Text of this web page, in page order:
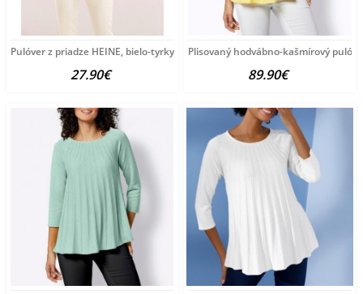
Pulóver z priadze HEINE, bielo-tyrkysový
27.90€
Plisovaný hodvábno-kašmírový
89.90€